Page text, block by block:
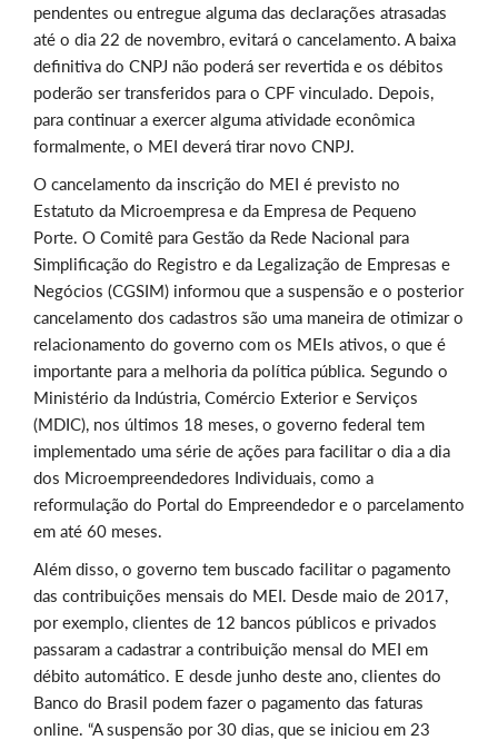
pendentes ou entregue alguma das declarações atrasadas
até o dia 22 de novembro, evitará o cancelamento. A baixa
definitiva do CNPJ não poderá ser revertida e os débitos
poderão ser transferidos para o CPF vinculado. Depois,
para continuar a exercer alguma atividade econômica
formalmente, o MEI deverá tirar novo CNPJ.
O cancelamento da inscrição do MEI é previsto no
Estatuto da Microempresa e da Empresa de Pequeno
Porte. O Comitê para Gestão da Rede Nacional para
Simplificação do Registro e da Legalização de Empresas e
Negócios (CGSIM) informou que a suspensão e o posterior
cancelamento dos cadastros são uma maneira de otimizar o
relacionamento do governo com os MEIs ativos, o que é
importante para a melhoria da política pública. Segundo o
Ministério da Indústria, Comércio Exterior e Serviços
(MDIC), nos últimos 18 meses, o governo federal tem
implementado uma série de ações para facilitar o dia a dia
dos Microempreendedores Individuais, como a
reformulação do Portal do Empreendedor e o parcelamento
em até 60 meses.
Além disso, o governo tem buscado facilitar o pagamento
das contribuições mensais do MEI. Desde maio de 2017,
por exemplo, clientes de 12 bancos públicos e privados
passaram a cadastrar a contribuição mensal do MEI em
débito automático. E desde junho deste ano, clientes do
Banco do Brasil podem fazer o pagamento das faturas
online. “A suspensão por 30 dias, que se iniciou em 23